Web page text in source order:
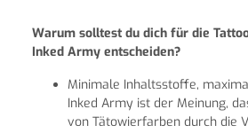
Warum solltest du dich für die
Inked Army entscheiden?
Minimale Inhaltsstoffe,
Inked Army ist der Meinung,
von Tätowierfarben durch die